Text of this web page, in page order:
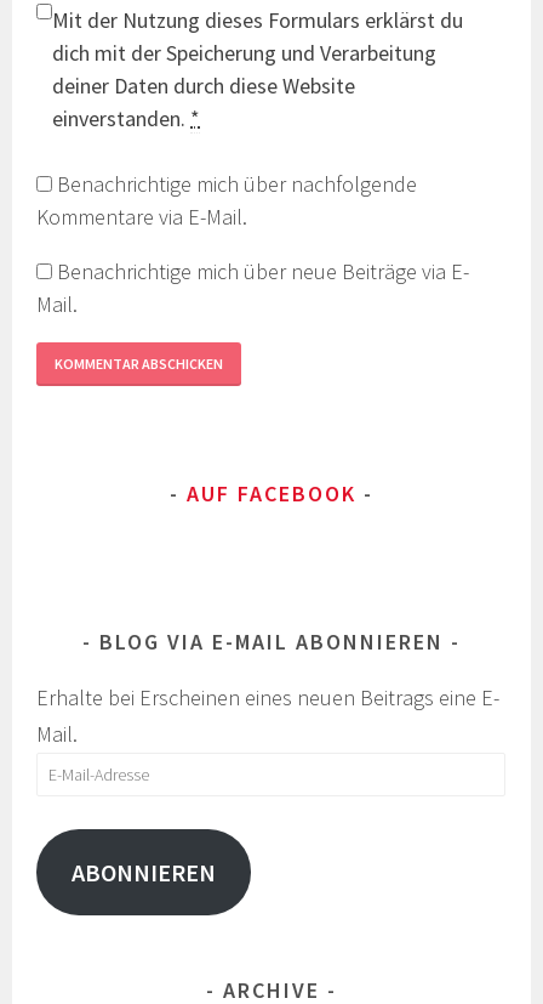
Mit der Nutzung dieses Formulars erklärst du
dich mit der Speicherung und Verarbeitung
deiner Daten durch diese Website
einverstanden. *
Benachrichtige mich über nachfolgende
Kommentare via E-Mail.
Benachrichtige mich über neue Beiträge via E-
Mail.
AUF FACEBOOK
BLOG VIA E-MAIL ABONNIEREN
Erhalte bei Erscheinen eines neuen Beitrags eine E-
Mail.
E-
Adresse
ABONNIEREN
ARCHIVE